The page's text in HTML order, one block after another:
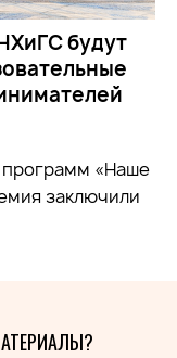
будут
«Наше
заключили